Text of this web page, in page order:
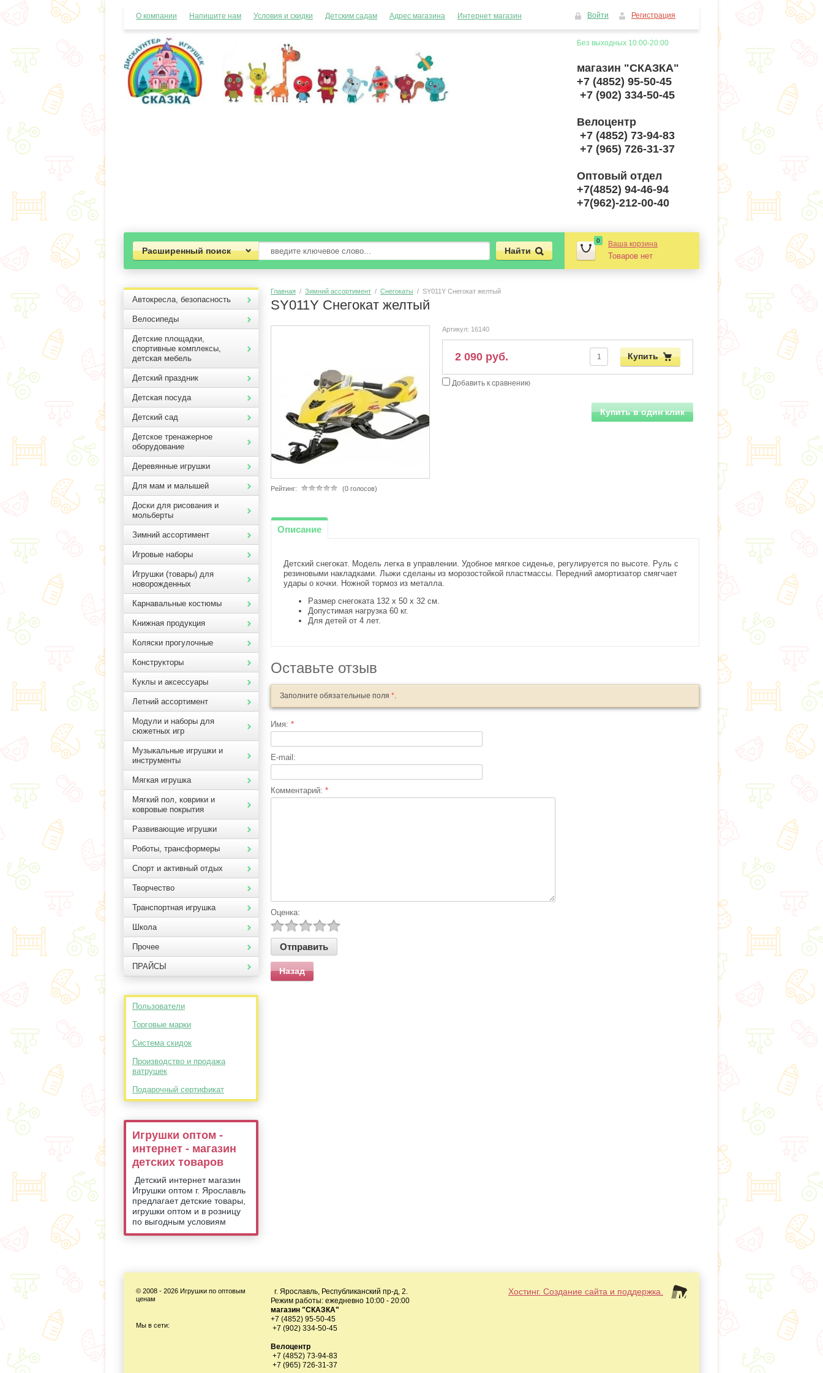
Войти Регистрация
О компании Напишите нам Условия и скидки Детским садам Адрес магазина Интернет магазин
Без выходных 10:00-20:00
магазин "СКАЗКА"
+7 (4852) 95-50-45
+7 (902) 334-50-45
Велоцентр
+7 (4852) 73-94-83
+7 (965) 726-31-37
Оптовый отдел
+7(4852) 94-46-94
+7(962)-212-00-40
Расширенный поиск
0 Ваша корзина
Товаров нет
Автокресла, безопасность
Велосипеды
Детские площадки,
спортивные комплексы,
детская мебель
Детский праздник
Детская посуда
Детский сад
Детское тренажерное
оборудование
Деревянные игрушки
Для мам и малышей
Доски для рисования и
мольберты
Зимний ассортимент
Игровые наборы
Игрушки (товары) для
новорожденных
Карнавальные костюмы
Книжная продукция
Коляски прогулочные
Конструкторы
Куклы и аксессуары
Летний ассортимент
Модули и наборы для
сюжетных игр
Музыкальные игрушки и
инструменты
Мягкая игрушка
Мягкий пол, коврики и
ковровые покрытия
Развивающие игрушки
Роботы, трансформеры
Спорт и активный отдых
Творчество
Транспортная игрушка
Школа
Прочее
ПРАЙСЫ
Пользователи
Торговые марки
Система скидок
Производство и продажа
ватрушек
Подарочный сертификат
Игрушки оптом -
интернет - магазин
детских товаров
Детский интернет магазин
Игрушки оптом г. Ярославль
предлагает детские товары,
игрушки оптом и в розницу
по выгодным условиям
Главная / Зимний ассортимент / Снегокаты / SY011Y Снегокат желтый
SY011Y Снегокат желтый
Рейтинг: (0 голосов)
Артикул: 16140
2 090 руб. Купить
Добавить к сравнению
Купить в один клик
Описание
Детский снегокат. Модель легка в управлении. Удобное мягкое сиденье, регулируется по высоте. Руль с
резиновыми накладками. Лыжи сделаны из морозостойкой пластмассы. Передний амортизатор смягчает
удары о кочки. Ножной тормоз из металла.
Размер снегоката 132 х 50 х 32 см.
Допустимая нагрузка 60 кг.
Для детей от 4 лет.
Оставьте отзыв
Заполните обязательные поля *.
Имя: *
E-mail:
Комментарий: *
Оценка:
Назад
© 2008 - 2026 Игрушки по оптовым
ценам
Мы в сети:
Хостинг. Создание сайта и поддержка.
г. Ярославль, Республиканский пр-д, 2.
Режим работы: ежедневно 10:00 - 20:00
магазин "СКАЗКА"
+7 (4852) 95-50-45
+7 (902) 334-50-45
Велоцентр
+7 (4852) 73-94-83
+7 (965) 726-31-37